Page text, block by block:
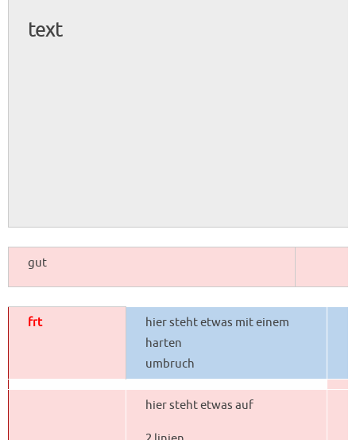
text
gut
frt
hier steht etwas mit einem
harten
umbruch
hier steht etwas auf